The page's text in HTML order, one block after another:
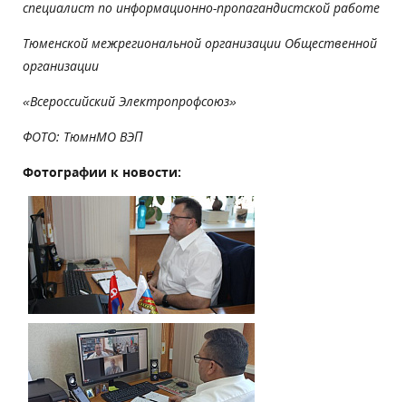
специалист по информационно-пропагандистской работе
Тюменской межрегиональной организации Общественной
организации
«Всероссийский Электропрофсоюз»
ФОТО: ТюмнМО ВЭП
Фотографии к новости: